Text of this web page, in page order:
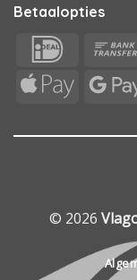
Betaalopties
IDeal
Apple
© 2026